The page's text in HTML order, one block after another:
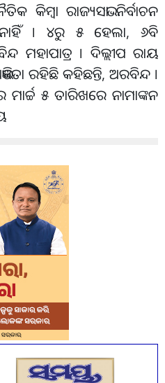
କିମ୍ବା ରାଜ୍ୟସଭା ନିର୍ବାଚନ
। ୪ରୁ ୫ ହେଲା, ୬ବି
ମହାପାତ୍ର । ଦିଲ୍ଲୀପ ରାୟ
ରହିଛି କହିଛନ୍ତି, ଅରବିନ୍ଦ ।
ମାର୍ଚ୍ଚ ୫ ତାରିଖରେ ନାମାଙ୍କନ